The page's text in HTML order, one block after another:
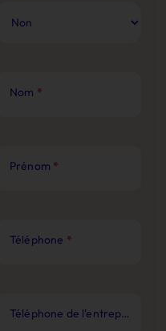
Web
Nom *
Prénom *
Téléphone *
Téléphone de l'entreprise